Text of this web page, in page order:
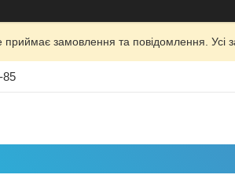
приймає замовлення та повідомлення. Усі
85